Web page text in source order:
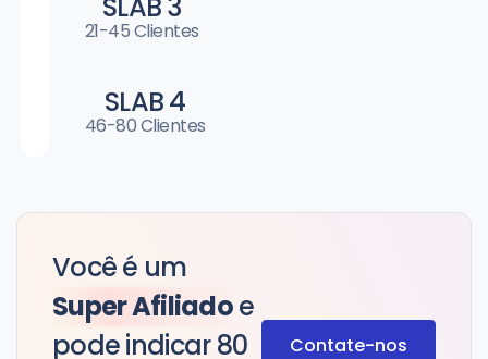
SLAB 3
21-45 Clientes
SLAB 4
46-80 Clientes
Você é um
Super Afiliadoe
pode indicar 80
Contate-nos